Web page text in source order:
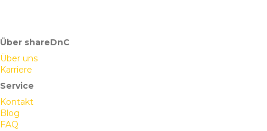
Über shareDnC
Über uns
Karriere
Service
Kontakt
Blog
FAQ